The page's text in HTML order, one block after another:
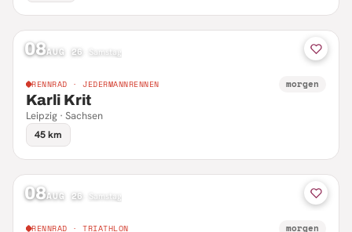
08AUG 26 Samstag
RENNRAD · JEDERMANNRENNEN morgen
Karli Krit
Leipzig · Sachsen
45 km
08AUG 26 Samstag
RENNRAD · TRIATHLON morgen